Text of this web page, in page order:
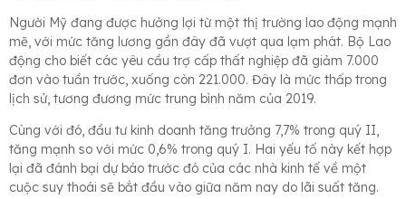
Người Mỹ đang được hưởng lợi từ một thị trường lao động mạnh
mẽ, với mức tăng lương gần đây đã vượt qua lạm phát. Bộ Lao
động cho biết các yêu cầu trợ cấp thất nghiệp đã giảm 7.000
đơn vào tuần trước, xuống còn 221.000. Đây là mức thấp trong
lịch sử, tương đương mức trung bình năm của 2019.
Cùng với đó, đầu tư kinh doanh tăng trưởng 7,7% trong quý II,
tăng mạnh so với mức 0,6% trong quý I. Hai yếu tố này kết hợp
lại đã đánh bại dự báo trước đó của các nhà kinh tế về một
cuộc suy thoái sẽ bắt đầu vào giữa năm nay do lãi suất tăng.